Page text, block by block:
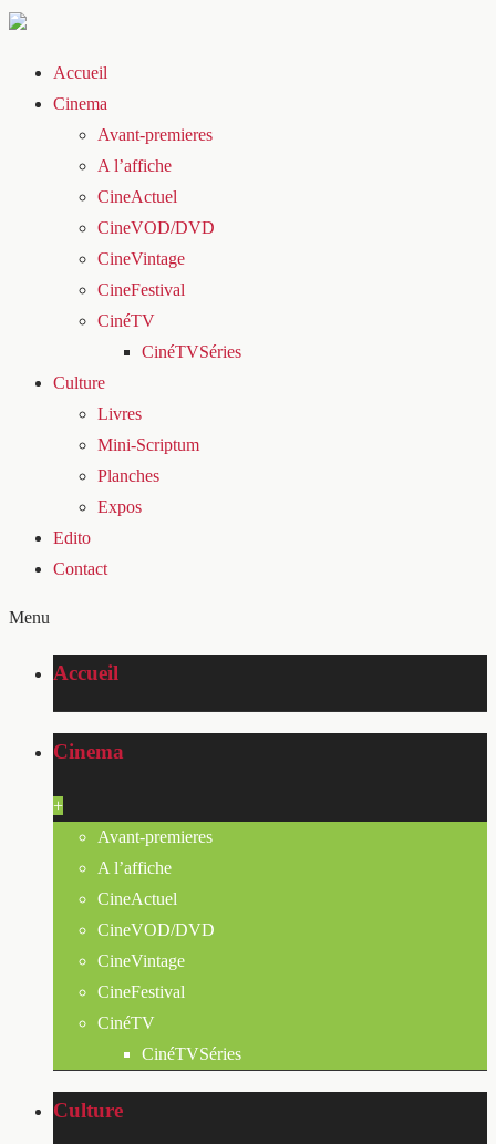
Accueil
Cinema
Avant-premieres
A l’affiche
CineActuel
CineVOD/DVD
CineVintage
CineFestival
CinéTV
CinéTVSéries
Culture
Livres
Mini-Scriptum
Planches
Expos
Edito
Contact
Menu
Accueil
Cinema
+
Avant-premieres
A l’affiche
CineActuel
CineVOD/DVD
CineVintage
CineFestival
CinéTV
CinéTVSéries
Culture